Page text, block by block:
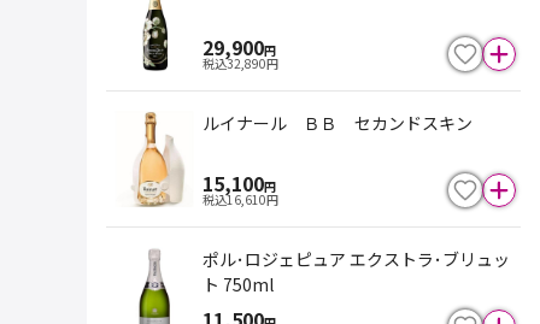
29,900円
税込32,890円
ルイナール ＢＢ セカンドスキン
15,100円
税込16,610円
ポル･ロジェピュア エクストラ･ブリュッ
ト 750ml